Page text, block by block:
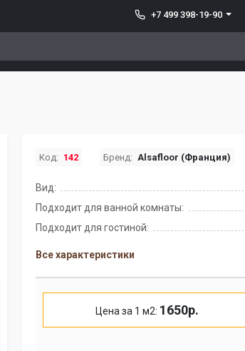
+7 499 398-19-90
Код: 142 Бренд: Alsafloor (Франция)
Вид:
Подходит для ванной комнаты:
Подходит для гостиной:
Все характеристики
Цена за 1 м2: 1650р.